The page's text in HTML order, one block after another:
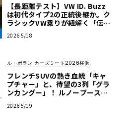
【長距離テスト】VW ID. Buzz
は初代タイプ2の正統後継か。ク
ラシックVW乗りが紐解く「伝統
のリアル」《LE VOLANT LA
2026 5/18
ル・ボラン カーズミート2026横浜
フレンチSUVの熱き血統「キャ
プチャー」と、待望の3列「グラ
ンカングー」！ ルノーブースか
ーズミート2026横浜】
2026 5/19